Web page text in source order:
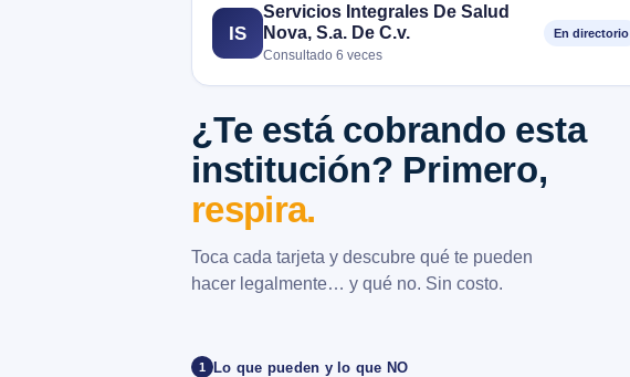
IS
Servicios Integrales De Salud
Nova, S.a. De C.v.
Consultado 6 veces
En directorio
¿Te está cobrando esta
institución? Primero,
respira.
Toca cada tarjeta y descubre qué te pueden
hacer legalmente… y qué no. Sin costo.
1 Lo que pueden y lo que NO